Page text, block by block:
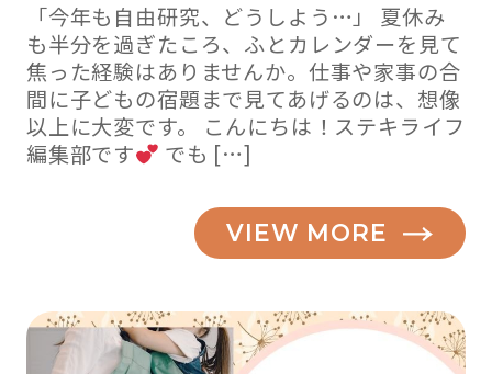
「今年も自由研究、どうしよう…」 夏休み
も半分を過ぎたころ、ふとカレンダーを見て
焦った経験はありませんか。仕事や家事の合
間に子どもの宿題まで見てあげるのは、想像
以上に大変です。 こんにちは！ステキライフ
編集部です
でも […]
VIEW MORE